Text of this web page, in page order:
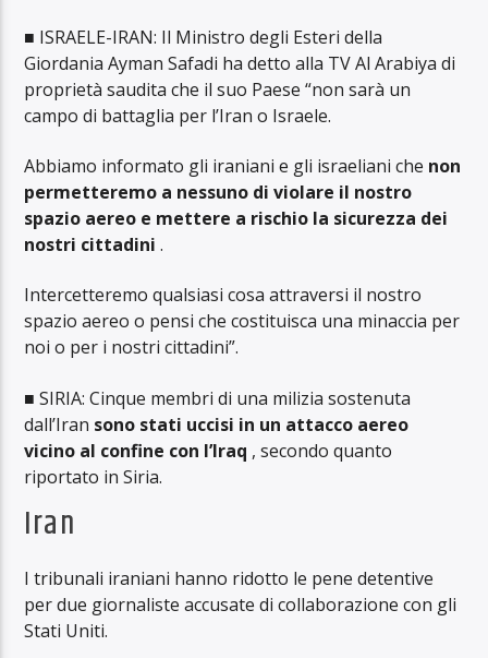
■ ISRAELE-IRAN: Il Ministro degli Esteri della
Giordania Ayman Safadi ha detto alla TV Al Arabiya di
proprietà saudita che il suo Paese “non sarà un
campo di battaglia per l’Iran o Israele.
Abbiamo informato gli iraniani e gli israeliani che non
permetteremo a nessuno di violare il nostro
spazio aereo e mettere a rischio la sicurezza dei
nostri cittadini .
Intercetteremo qualsiasi cosa attraversi il nostro
spazio aereo o pensi che costituisca una minaccia per
noi o per i nostri cittadini”.
■ SIRIA: Cinque membri di una milizia sostenuta
dall’Iran sono stati uccisi in un attacco aereo
vicino al confine con l’Iraq , secondo quanto
riportato in Siria.
Iran
I tribunali iraniani hanno ridotto le pene detentive
per due giornaliste accusate di collaborazione con gli
Stati Uniti.